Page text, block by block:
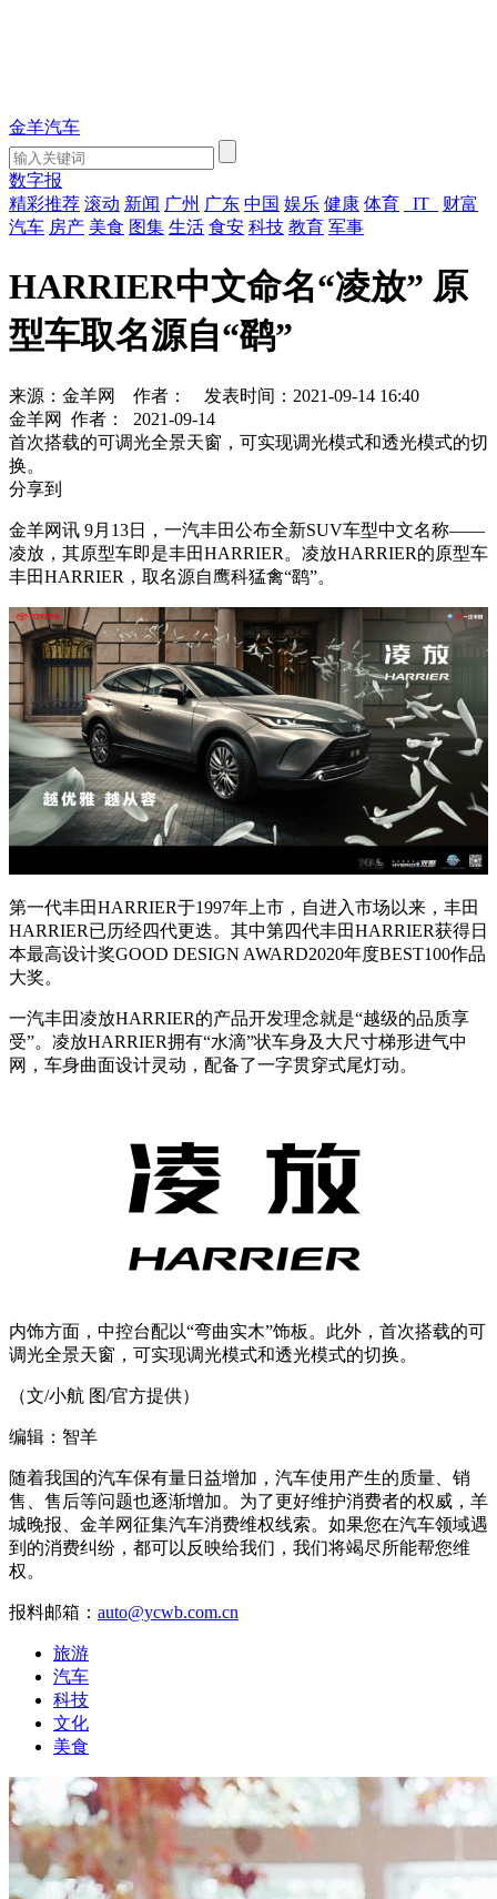
金羊汽车
数字报
精彩推荐 滚动 新闻 广州 广东 中国 娱乐 健康 体育 IT
财富
汽车 房产 美食 图集 生活 食安 科技 教育 军事
HARRIER中文命名“凌放” 原
型车取名源自“鹞”
来源：金羊网 作者：
发表时间：2021-09-14 16:40
金羊网
作者：
2021-09-14
首次搭载的可调光全景天窗，可实现调光模式和透光模式的切
换。
分享到
金羊网讯 9月13日，一汽丰田公布全新SUV车型中文名称——
凌放，其原型车即是丰田HARRIER。凌放HARRIER的原型车
丰田HARRIER，取名源自鹰科猛禽“鹞”。
第一代丰田HARRIER于1997年上市，自进入市场以来，丰田
HARRIER已历经四代更迭。其中第四代丰田HARRIER获得日
本最高设计奖GOOD DESIGN AWARD2020年度BEST100作品
大奖。
一汽丰田凌放HARRIER的产品开发理念就是“越级的品质享
受”。凌放HARRIER拥有“水滴”状车身及大尺寸梯形进气中
网，车身曲面设计灵动，配备了一字贯穿式尾灯动。
内饰方面，中控台配以“弯曲实木”饰板。此外，首次搭载的可
调光全景天窗，可实现调光模式和透光模式的切换。
（文/小航 图/官方提供）
编辑：智羊
随着我国的汽车保有量日益增加，汽车使用产生的质量、销
售、售后等问题也逐渐增加。为了更好维护消费者的权威，羊
城晚报、金羊网征集汽车消费维权线索。如果您在汽车领域遇
到的消费纠纷，都可以反映给我们，我们将竭尽所能帮您维
权。
报料邮箱： auto@ycwb.com.cn
旅游
汽车
科技
文化
美食